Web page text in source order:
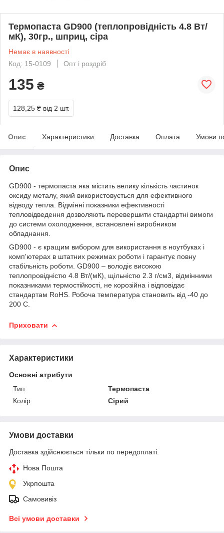
Термопаста GD900 (теплопровідність 4.8 Вт/
мК), 30гр., шприц, сіра
Немає в наявності
Код: 15-0109
Опт і роздріб
135 ₴
128,25 ₴ від 2 шт.
Опис Характеристики Доставка Оплата Умови
Опис
GD900 - термопаста яка містить велику кількість частинок
оксиду металу, який використовується для ефективного
відводу тепла. Відмінні показники ефективності
тепловідведення дозволяють перевершити стандартні вимоги
до системи охолодження, встановлені виробником
обладнання.
GD900 - є кращим вибором для використання в ноутбуках і
комп'ютерах в штатних режимах роботи і гарантує повну
стабільність роботи. GD900 – володіє високою
теплопровідністю 4.8 Вт/(мК), щільністю 2.3 г/см3, відмінними
показниками термостійкості, не корозійна і відповідає
стандартам RoHS. Робоча температура становить від -40 до
200 С.
Приховати
Характеристики
Основні атрибути
Тип
Термопаста
Колір
Сірий
Умови доставки
Доставка здійснюється тільки по передоплаті.
Нова Пошта
Укрпошта
Самовивіз
Всі умови доставки